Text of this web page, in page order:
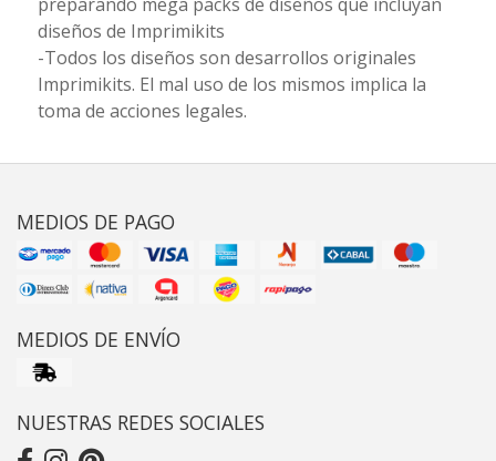
diseños de Imprimikits
-Todos los diseños son desarrollos originales
Imprimikits. El mal uso de los mismos implica la
toma de acciones legales.
MEDIOS DE PAGO
MEDIOS DE ENVÍO
NUESTRAS REDES SOCIALES